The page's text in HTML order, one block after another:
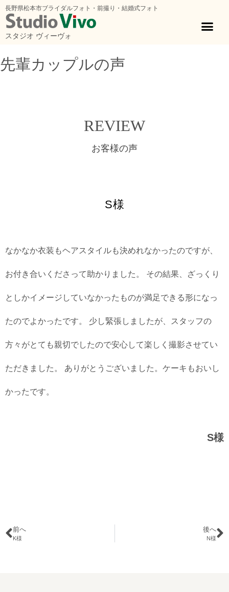
長野県松本市ブライダルフォト・前撮り・結婚式フォト
スタジオ ヴィーヴォ
先輩カップルの声
REVIEW
お客様の声
S様
なかなか衣装もヘアスタイルも決めれなかったのですが、
お付き合いくださって助かりました。 その結果、ざっくり
としかイメージしていなかったものが満足できる形になっ
たのでよかったです。 少し緊張しましたが、スタッフの
方々がとても親切でしたので安心して楽しく撮影させてい
ただきました。 ありがとうございました。ケーキもおいし
かったです。
S様
前へ
K様
後へ
N様